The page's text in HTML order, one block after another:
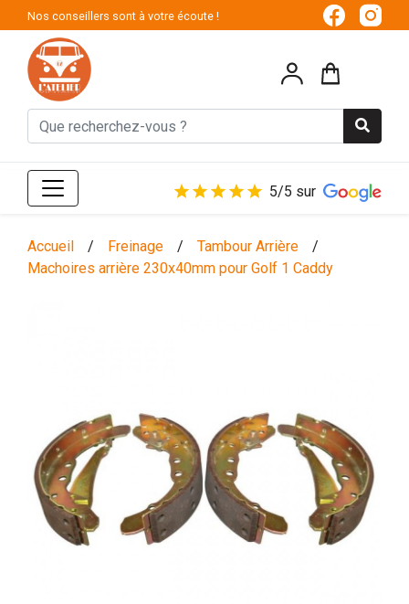
Nos conseillers sont à votre écoute !
5/5 sur
Accueil / Freinage / Tambour Arrière
/
Machoires arrière 230x40mm pour Golf 1 Caddy